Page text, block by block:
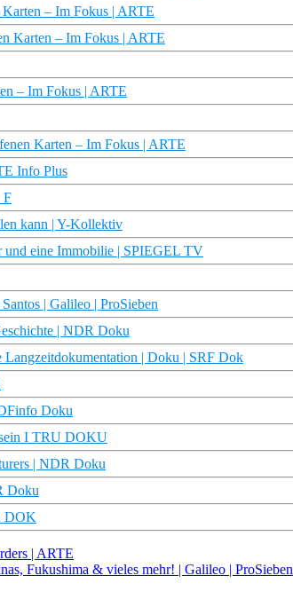
– Im Fokus | ARTE
Karten – Im Fokus | ARTE
– Im Fokus | ARTE
Karten – Im Fokus | ARTE
Info Plus
kann | Y-Kollektiv
und eine Immobilie | SPIEGEL TV
| Galileo | ProSieben
| NDR Doku
Langzeitdokumentation | Doku | SRF Dok
Doku
sein I TRU DOKU
| NDR Doku
Doku
DOK
| ARTE
Fukushima & vieles mehr! | Galileo | ProSieben